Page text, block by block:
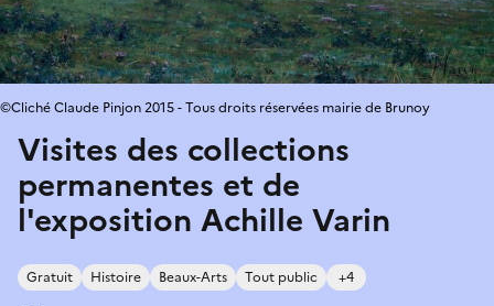
Visites des collections
permanentes et de
l'exposition Achille Varin
Gratuit Histoire Beaux-Arts Tout public +4
©Cliché Claude Pinjon 2015 - Tous droits réservées mairie de Brunoy